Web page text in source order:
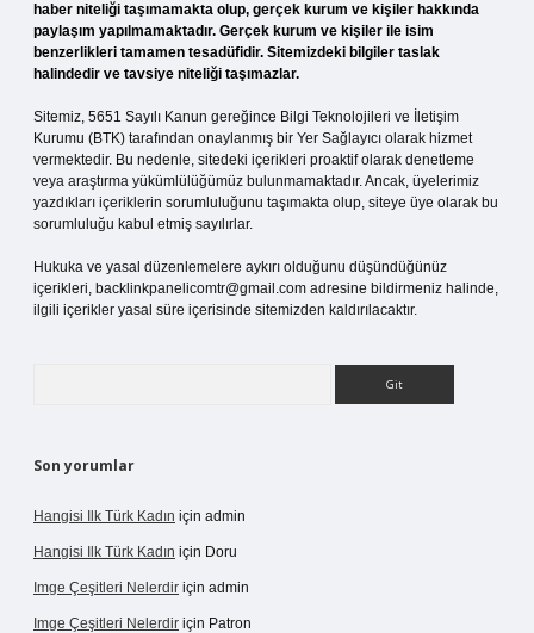
haber niteliği taşımamakta olup, gerçek kurum ve kişiler hakkında
paylaşım yapılmamaktadır. Gerçek kurum ve kişiler ile isim
benzerlikleri tamamen tesadüfidir. Sitemizdeki bilgiler taslak
halindedir ve tavsiye niteliği taşımazlar.
Sitemiz, 5651 Sayılı Kanun gereğince Bilgi Teknolojileri ve İletişim
Kurumu (BTK) tarafından onaylanmış bir Yer Sağlayıcı olarak hizmet
vermektedir. Bu nedenle, sitedeki içerikleri proaktif olarak denetleme
veya araştırma yükümlülüğümüz bulunmamaktadır. Ancak, üyelerimiz
yazdıkları içeriklerin sorumluluğunu taşımakta olup, siteye üye olarak bu
sorumluluğu kabul etmiş sayılırlar.
Hukuka ve yasal düzenlemelere aykırı olduğunu düşündüğünüz
içerikleri, backlinkpanelicomtr@gmail.com adresine bildirmeniz halinde,
ilgili içerikler yasal süre içerisinde sitemizden kaldırılacaktır.
Son yorumlar
Hangisi Ilk Türk Kadın için admin
Hangisi Ilk Türk Kadın için Doru
Imge Çeşitleri Nelerdir için admin
Imge Çeşitleri Nelerdir için Patron